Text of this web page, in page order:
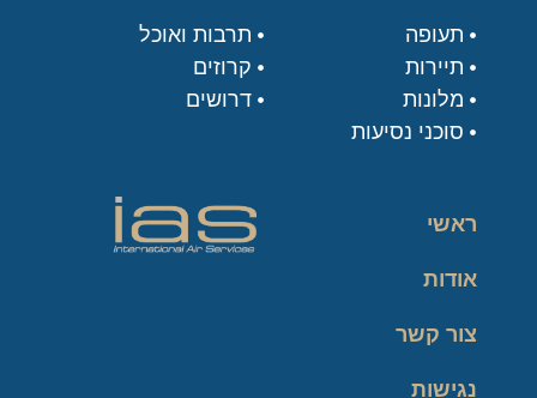
תעופה
תיירות
מלונות
סוכני נסיעות
תרבות ואוכל
קרוזים
דרושים
ראשי
אודות
צור קשר
נגישות